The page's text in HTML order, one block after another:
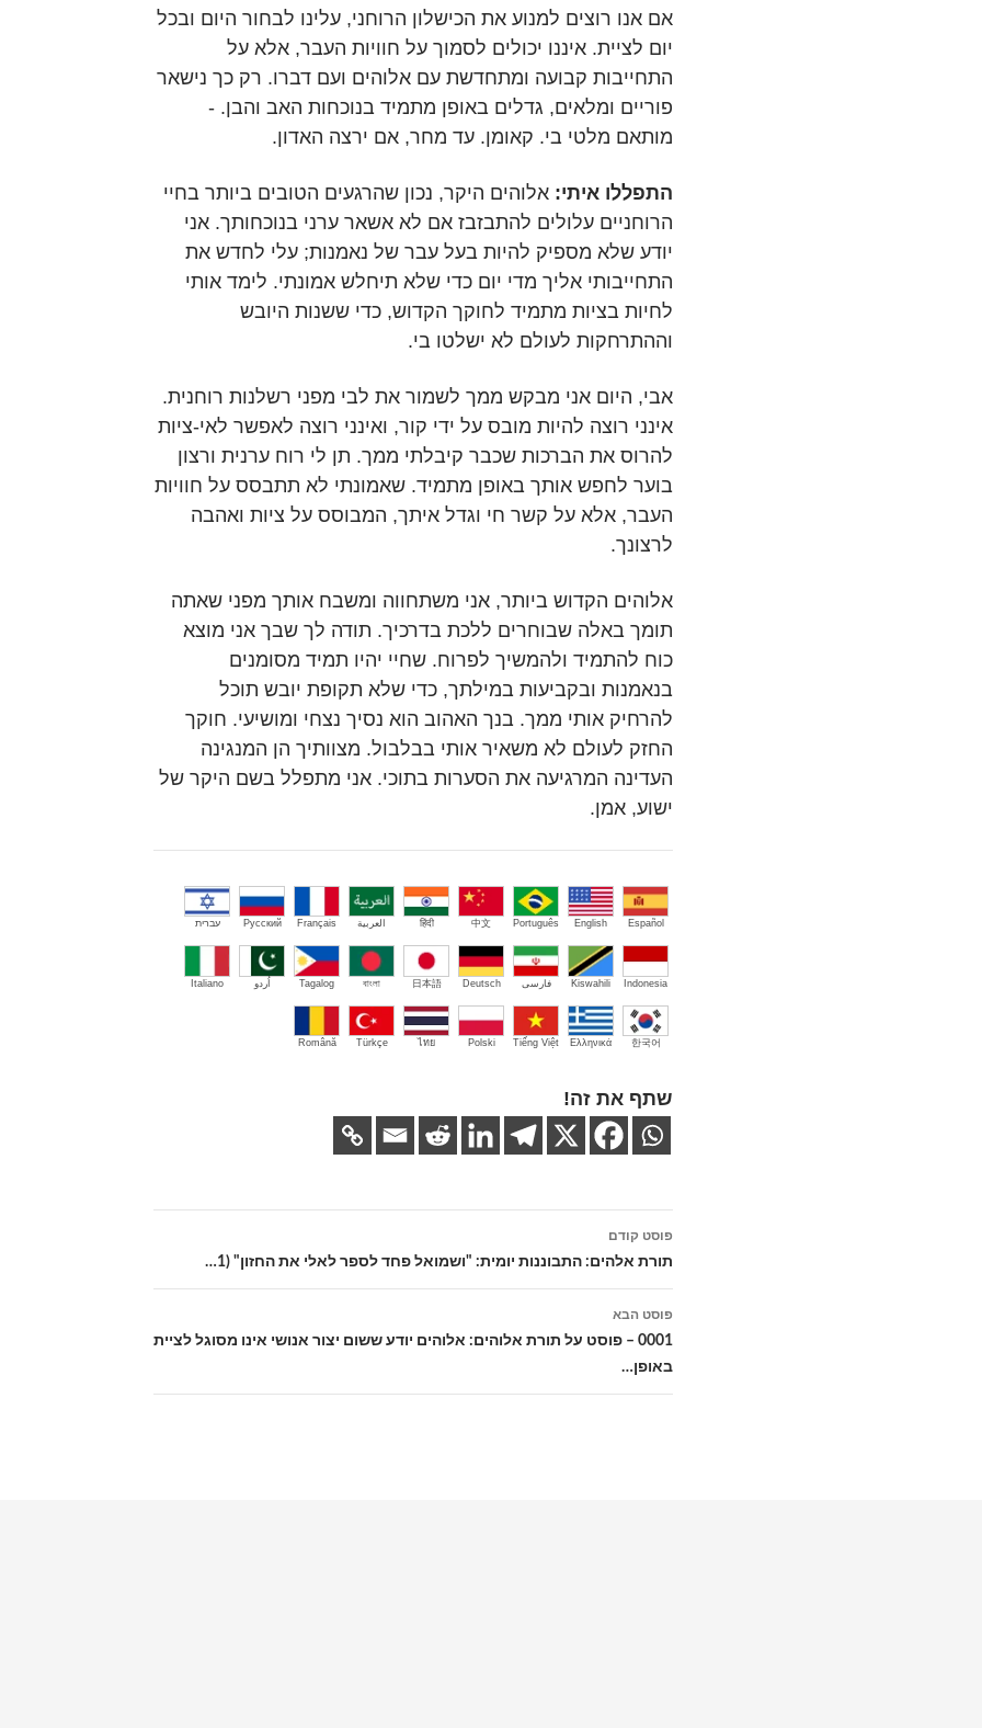
אם אנו רוצים למנוע את הכישלון הרוחני, עלינו לבחור היום ובכל
יום לציית. איננו יכולים לסמוך על חוויות העבר, אלא על
התחייבות קבועה ומתחדשת עם אלוהים ועם דברו. רק כך נישאר
פוריים ומלאים, גדלים באופן מתמיד בנוכחות האב והבן. -
מותאם מלטי בי. קאומן. עד מחר, אם ירצה האדון.
התפללו איתי: אלוהים היקר, נכון שהרגעים הטובים ביותר בחיי
הרוחניים עלולים להתבזבז אם לא אשאר ערני בנוכחותך. אני
יודע שלא מספיק להיות בעל עבר של נאמנות; עלי לחדש את
התחייבותי אליך מדי יום כדי שלא תיחלש אמונתי. לימד אותי
לחיות בציות מתמיד לחוקך הקדוש, כדי ששנות היובש
וההתרחקות לעולם לא ישלטו בי.
אבי, היום אני מבקש ממך לשמור את לבי מפני רשלנות רוחנית.
אינני רוצה להיות מובס על ידי קור, ואינני רוצה לאפשר לאי-ציות
להרוס את הברכות שכבר קיבלתי ממך. תן לי רוח ערנית ורצון
בוער לחפש אותך באופן מתמיד. שאמונתי לא תתבסס על חוויות
העבר, אלא על קשר חי וגדל איתך, המבוסס על ציות ואהבה
לרצונך.
אלוהים הקדוש ביותר, אני משתחווה ומשבח אותך מפני שאתה
תומך באלה שבוחרים ללכת בדרכיך. תודה לך שבך אני מוצא
כוח להתמיד ולהמשיך לפרוח. שחיי יהיו תמיד מסומנים
בנאמנות ובקביעות במילתך, כדי שלא תקופת יובש תוכל
להרחיק אותי ממך. בנך האהוב הוא נסיך נצחי ומושיעי. חוקך
החזק לעולם לא משאיר אותי בבלבול. מצוותיך הן המנגינה
העדינה המרגיעה את הסערות בתוכי. אני מתפלל בשם היקר של
ישוע, אמן.
Español
English
Português
中文
हिंदी العربية Français
Русский עברית
Indonesia
Kiswahili فارسی Deutsch
日本語
বাংলা
Tagalog اُردو Italiano
한국어
Ελληνικά
Tiếng Việt
Polski
ไทย
Türkçe
Română
שתף את זה!
ניווט
בפוסטים
פוסט קודם
תורת אלהים: התבוננות יומית: "ושמואל פחד לספר לאלי את החזון" (1…
פוסט הבא
0001 – פוסט על תורת אלוהים: אלוהים יודע ששום יצור אנושי אינו מסוגל לציית
באופן…